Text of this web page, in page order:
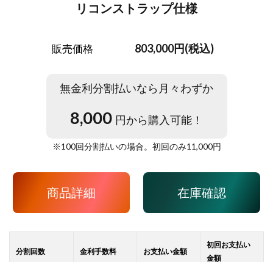
リコンストラップ仕様
販売価格 803,000円(税込)
無金利分割払いなら月々わずか
8,000 円から購入可能！
※100回分割払いの場合。初回のみ11,000円
商品詳細 在庫確認